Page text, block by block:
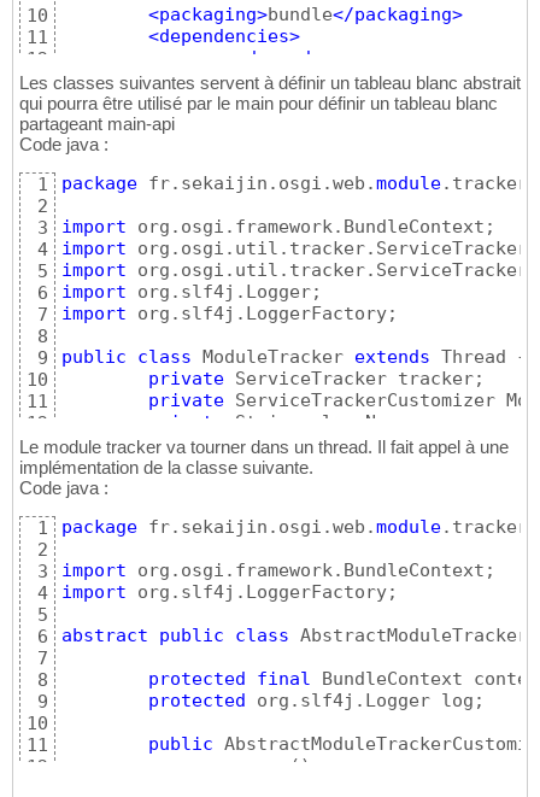
35
36
37
38
39
40
41
43
44
45
46
47
48
49
50
51
52
53
super();
this.key = key;
public String getKey () {
public void setKey(String key) {
}
public String getPath ()
{
return path;
}
public void setPath (String path)
this.path = path;
}
10
11
12
13
14
15
16
17
18
19
20
21
22
23
24
25
26
27
28
30
31
32
33
34
35
36
37
38
39
40
41
42
43
44
<packaging>bundle</packaging>
<dependencies>
<dependency
<groupId>org.osgi</
<artifactId>
<dependency>
<artifactId >
<version>4.2.0</
<scope>provided</
</dependency
</dependencies>
<resources
<resource>
<directory>
</resource>
</resources
<groupId>
<version
</plugin>
Les classes suivantes servent à définir un tableau blanc abstrait
qui pourra être utilisé par le main pour définir un tableau blanc
partageant main-api
Code java :
1
2
3
4
5
6
7
8
9
10
11
12
13
14
15
17
18
19
20
21
22
23
24
25
26
27
package fr.sekaijin.osgi.web.module.tracker;
import
import
import
import
import org.slf4j.LoggerFactory;
public
class ModuleTracker extends Thread {
private ServiceTracker tracker;
private ServiceTrackerCustomizer
private
String className;
private Logger log;
private BundleContext context;
this
this.log =
this.context = context;
try
{
this .tracker =
}
catch (Throwable e)
{
Le module tracker va tourner dans un thread. Il fait appel à une
implémentation de la classe suivante.
Code java :
1
2
3
4
5
6
7
8
9
10
11
12
package fr.sekaijin.osgi.web.module.tracker;
import
import org.slf4j.LoggerFactory;
abstract
public class
protected
final BundleContext
protected
org.slf4j.Logger log;
public
( )